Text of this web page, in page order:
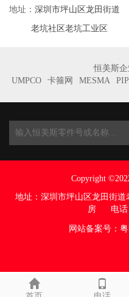
地址： 深圳市坪山区龙田街道
老坑社区老坑工业区
恒美斯企
UMPCO
卡箍网 MESMA
Copyright
地址： 深圳市坪山区龙田街道
房 电话
网站备案号：